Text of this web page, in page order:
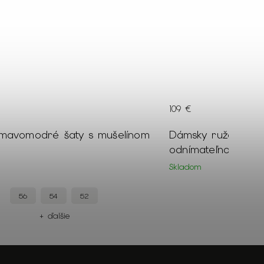
šaty s mušelínom
56 54 52
+ ďalšie
Dámsky ružovo-
odnímateľnou
Skladom
109 €